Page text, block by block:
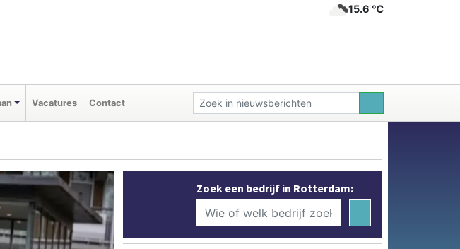
15.6 ℃
Vacatures Contact
Zoek een bedrijf in Rotterdam: